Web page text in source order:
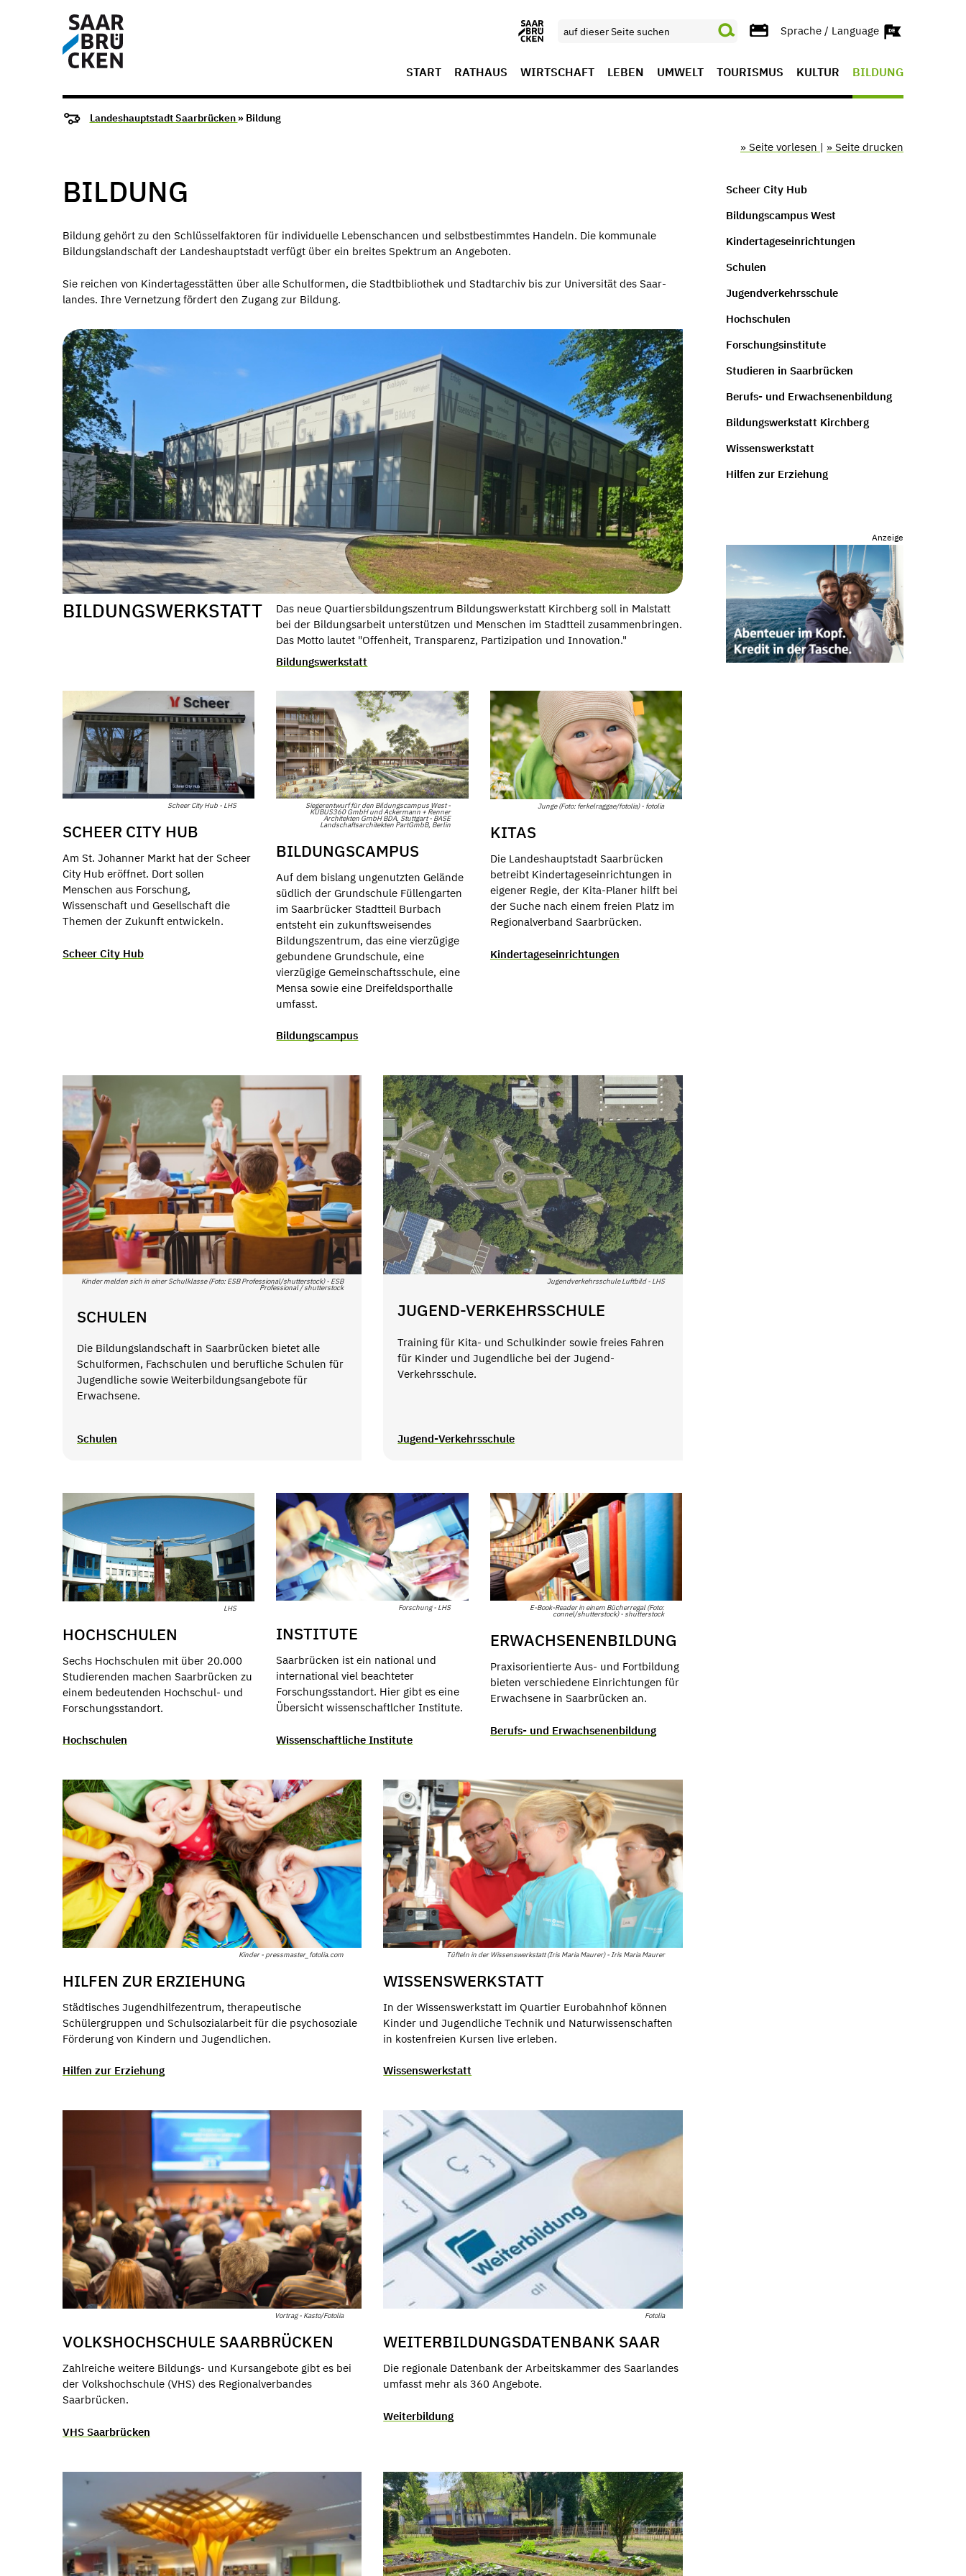
Sprache / Language
START RATHAUS WIRTSCHAFT LEBEN UMWELT TOURISMUS KULTUR BILDUNG
Landeshauptstadt Saarbrücken » Bildung
» Seite vorlesen | » Seite drucken
BILDUNG
Bildung gehört zu den Schlüsselfaktoren für individuelle Lebenschancen und selbstbestimmtes Handeln. Die kommunale
Bildungslandschaft der Landeshauptstadt verfügt über ein breites Spektrum an Angeboten.
Sie reichen von Kindertagesstätten über alle Schulformen, die Stadtbibliothek und Stadtarchiv bis zur Universität des Saar­
landes. Ihre Vernetzung fördert den Zu­gang zur Bildung.
BILDUNGSWERKSTATT
Das neue Quartiersbildungszentrum Bildungswerkstatt Kirchberg soll in Malstatt
bei der Bildungsarbeit unterstützen und Menschen im Stadtteil zusammenbringen.
Das Motto lautet "Offenheit, Transparenz, Partizipation und Innovation."
Bildungswerkstatt
Scheer City Hub - LHS
SCHEER CITY HUB
Am St. Johanner Markt hat der Scheer
City Hub eröffnet. Dort sollen
Menschen aus Forschung,
Wissenschaft und Gesellschaft die
Themen der Zukunft entwickeln.
Scheer City Hub
Siegerentwurf für den Bildungscampus West -
KUBUS360 GmbH und Ackermann + Renner
Architekten GmbH BDA, Stuttgart - BASE
Landschaftsarchitekten PartGmbB, Berlin
BILDUNGSCAMPUS
Auf dem bislang ungenutzten Gelände
südlich der Grundschule Füllengarten
im Saarbrücker Stadtteil Burbach
entsteht ein zukunftsweisendes
Bildungszentrum, das eine vierzügige
gebundene Grundschule, eine
vierzügige Gemeinschaftsschule, eine
Mensa sowie eine Dreifeldsporthalle
umfasst.
Bildungscampus
Junge (Foto: ferkelraggae/fotolia) - fotolia
KITAS
Die Landeshauptstadt Saarbrücken
betreibt Kindertageseinrichtungen in
eigener Regie, der Kita-Planer hilft bei
der Suche nach einem freien Platz im
Regionalverband Saarbrücken.
Kindertageseinrichtungen
Kinder melden sich in einer Schulklasse (Foto: ESB Professional/shutterstock) - ESB
Professional / shutterstock
SCHULEN
Die Bildungslandschaft in Saarbrücken bietet alle
Schulformen, Fachschulen und berufliche Schulen für
Jugendliche sowie Weiterbildungsangebote für
Erwachsene.
Schulen
Jugendverkehrsschule Luftbild - LHS
JUGEND-VERKEHRSSCHULE
Training für Kita- und Schulkinder sowie freies Fahren
für Kinder und Jugendliche bei der Jugend-
Verkehrsschule.
Jugend-Verkehrsschule
LHS
HOCHSCHULEN
Sechs Hochschulen mit über 20.000
Studierenden machen Saarbrücken zu
einem bedeutenden Hochschul- und
Forschungsstandort.
Hochschulen
Forschung - LHS
INSTITUTE
Saarbrücken ist ein national und
international viel beachteter
Forschungsstandort. Hier gibt es eine
Übersicht wissenschaftlcher Institute.
Wissenschaftliche Institute
E-Book-Reader in einem Bücherregal (Foto:
connel/shutterstock) - shutterstock
ERWACHSENENBILDUNG
Praxisorientierte Aus- und Fortbildung
bieten verschiedene Einrichtungen für
Erwachsene in Saarbrücken an.
Berufs- und Erwachsenenbildung
Kinder - pressmaster_fotolia.com
HILFEN ZUR ERZIEHUNG
Städtisches Jugendhilfezentrum, therapeutische
Schülergruppen und Schulsozialarbeit für die psychosoziale
Förderung von Kindern und Jugendlichen.
Hilfen zur Erziehung
Tüfteln in der Wissenswerkstatt (Iris Maria Maurer) - Iris Maria Maurer
WISSENSWERKSTATT
In der Wissenswerkstatt im Quartier Eurobahnhof können
Kinder und Jugendliche Technik und Naturwissenschaften
in kostenfreien Kursen live erleben.
Wissenswerkstatt
Vortrag - Kasto/Fotolia
VOLKSHOCHSCHULE SAARBRÜCKEN
Zahlreiche weitere Bildungs- und Kursangebote gibt es bei
der Volkshochschule (VHS) des Regionalverbandes
Saarbrücken.
VHS Saarbrücken
Fotolia
WEITERBILDUNGSDATENBANK SAAR
Die regionale Datenbank der Arbeitskammer des Saarlandes
umfasst mehr als 360 Angebote.
Weiterbildung
Scheer City Hub
Bildungscampus West
Kindertageseinrichtungen
Schulen
Jugendverkehrsschule
Hochschulen
Forschungsinstitute
Studieren in Saarbrücken
Berufs- und Erwachsenenbildung
Bildungswerkstatt Kirchberg
Wissenswerkstatt
Hilfen zur Erziehung
Anzeige